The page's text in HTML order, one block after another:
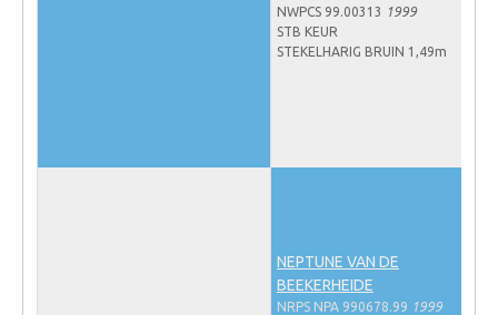
NWPCS 99.00313
1999
STB KEUR
STEKELHARIG BRUIN 1,49m
NEPTUNE VAN DE
BEEKERHEIDE
NRPS NPA 990678.99 1999